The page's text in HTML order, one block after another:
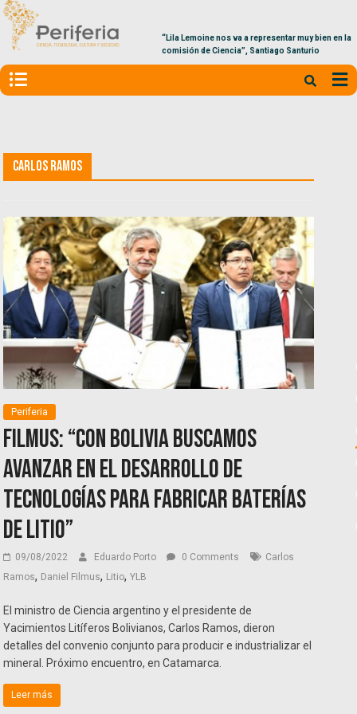
“Lila Lemoine nos va a representar muy bien en la
comisión de Ciencia”, Santiago Santurio
Carlos Ramos
Periferia
Filmus: “Con Bolivia buscamos
avanzar en el desarrollo de
tecnologías para fabricar baterías
de litio”
09/08/2022 Eduardo Porto 0 Comments
Carlos
Ramos, Daniel Filmus, Litio,YLB
El ministro de Ciencia argentino y el presidente de
Yacimientos Litíferos Bolivianos, Carlos Ramos, dieron
detalles del convenio conjunto para producir e industrializar el
mineral. Próximo encuentro, en Catamarca.
Leer más